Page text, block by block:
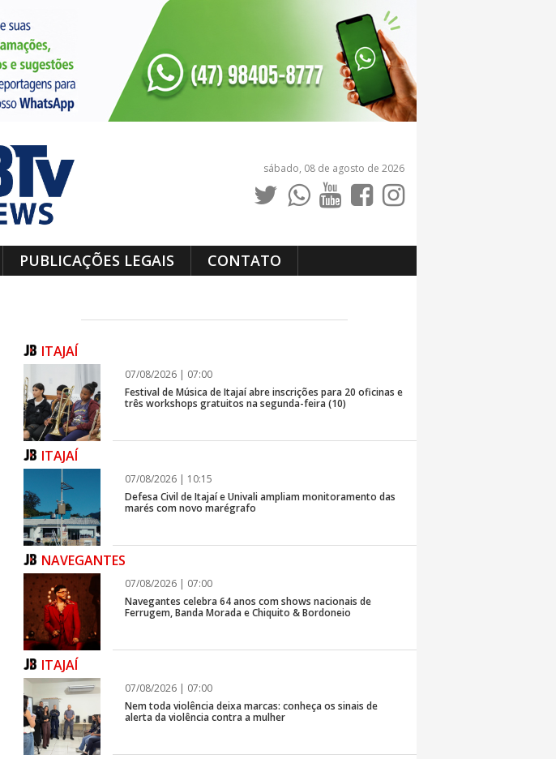
sábado, 08 de agosto de 2026
PUBLICAÇÕES LEGAIS CONTATO
ITAJAÍ
07/08/2026 | 07:00
Festival de Música de Itajaí abre inscrições para 20 oficinas e
três workshops gratuitos na segunda-feira (10)
ITAJAÍ
07/08/2026 | 10:15
Defesa Civil de Itajaí e Univali ampliam monitoramento das
marés com novo marégrafo
NAVEGANTES
07/08/2026 | 07:00
Navegantes celebra 64 anos com shows nacionais de
Ferrugem, Banda Morada e Chiquito & Bordoneio
ITAJAÍ
07/08/2026 | 07:00
Nem toda violência deixa marcas: conheça os sinais de
alerta da violência contra a mulher